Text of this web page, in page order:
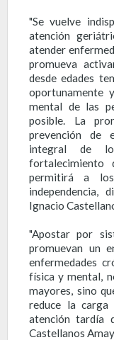
"Se vuelve
atención
atender
promueva
desde edades
oportunamente
mental de las
posible. La
prevención de
integral de
fortalecimiento
permitirá a
independencia,
Ignacio
"Apostar por
promuevan un
enfermedades
física y mental,
mayores, sino
reduce la carga
atención tardía
Castellanos